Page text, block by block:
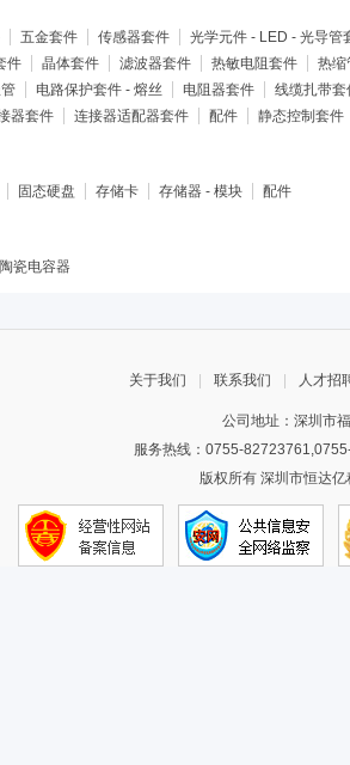
五金套件 传感器套件
光学元件 - LED - 光导管
件 晶体套件 滤波器套件 热敏电阻套件
热缩
电路保护套件 - 熔丝 电阻器套件
线缆扎带套
器套件 连接器适配器套件 配件 静态控制套件
固态硬盘 存储卡 存储器 - 模块 配件
陶瓷电容器
关于我们 联系我们 人才招
公司地址：深圳市
服务热线：0755-
版权所有 深圳市恒达